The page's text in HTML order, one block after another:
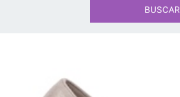
BUSCAR